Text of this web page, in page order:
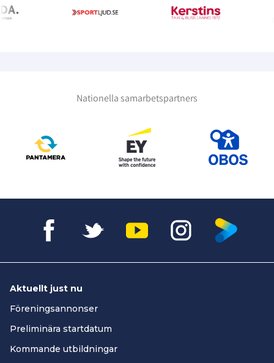
Nationella samarbetspartners
Aktuellt just nu
Föreningsannonser
Preliminära startdatum
Kommande utbildningar